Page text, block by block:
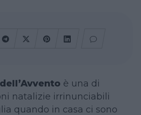
è una di
natalizie irrinunciabili
quando in casa ci sono